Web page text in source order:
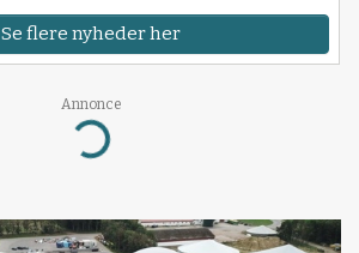
Se flere nyheder her
Annonce
Loading...